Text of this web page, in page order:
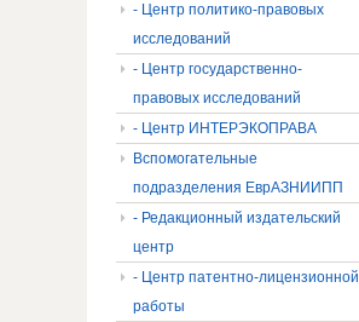
- Центр политико-правовых
исследований
- Центр государственно-
правовых исследований
- Центр ИНТЕРЭКОПРАВА
Вспомогательные
подразделения ЕврАЗНИИПП
- Редакционный издательский
центр
- Центр патентно-лицензионной
работы